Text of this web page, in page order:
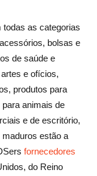
todas as categorias
bolsas e
de saúde e
artes e ofícios,
produtos para
animais de
e de escritório,
estão a
fornecedores
do Reino